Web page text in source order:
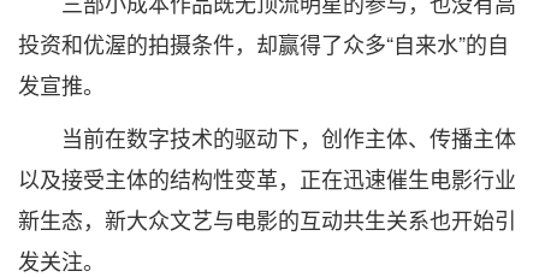
投资和优渥的拍摄条件，却赢得了众多“自来水”的自
发宣推。
当前在数字技术的驱动下，创作主体、传播主体
以及接受主体的结构性变革，正在迅速催生电影行业
新生态，新大众文艺与电影的互动共生关系也开始引
发关注。